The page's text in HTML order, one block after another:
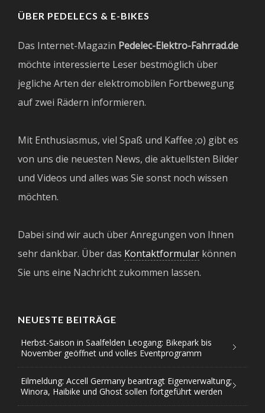
ÜBER PEDELECS & E-BIKES
Das Internet-Magazin Pedelec-Elektro-Fahrrad.de
möchte interessierte Leser bestmöglich über
jegliche Arten der elektromobilen Fortbewegung
auf zwei Rädern informieren.
Mit Enthusiasmus, viel Spaß und Kaffee ;o) gibt es
von uns die neuesten News, die aktuellsten Bilder
und Videos und alles was Sie sonst noch wissen
möchten.
Dabei sind wir auch über Anregungen von Ihnen
sehr dankbar. Über das Kontaktformular können
Sie uns eine Nachricht zukommen lassen.
NEUESTE BEITRÄGE
Herbst-Saison in Saalfelden Leogang: Bikepark bis
November geöffnet und volles Eventprogramm
Eilmeldung: Accell Germany beantragt Eigenverwaltung;
Winora, Haibike und Ghost sollen fortgeführt werden